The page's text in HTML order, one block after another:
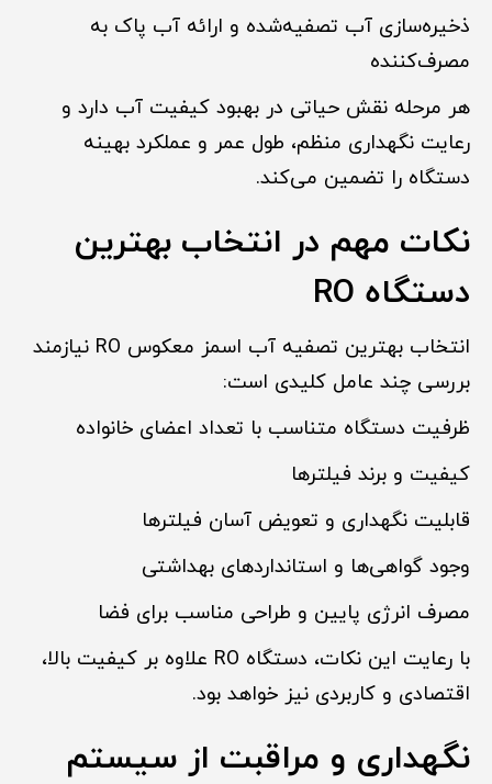
ذخیره‌سازی آب تصفیه‌شده و ارائه آب پاک به
مصرف‌کننده
هر مرحله نقش حیاتی در بهبود کیفیت آب دارد و
رعایت نگهداری منظم، طول عمر و عملکرد بهینه
دستگاه را تضمین می‌کند.
نکات مهم در انتخاب بهترین
دستگاه RO
انتخاب بهترین تصفیه آب اسمز معکوس RO نیازمند
بررسی چند عامل کلیدی است:
ظرفیت دستگاه متناسب با تعداد اعضای خانواده
کیفیت و برند فیلترها
قابلیت نگهداری و تعویض آسان فیلترها
وجود گواهی‌ها و استانداردهای بهداشتی
مصرف انرژی پایین و طراحی مناسب برای فضا
با رعایت این نکات، دستگاه RO علاوه بر کیفیت بالا،
اقتصادی و کاربردی نیز خواهد بود.
نگهداری و مراقبت از سیستم